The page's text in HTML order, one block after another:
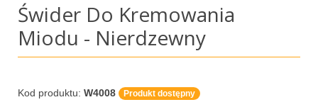
Świder Do Kremowania
Miodu - Nierdzewny
Kod produktu: W4008 Produkt dostępny